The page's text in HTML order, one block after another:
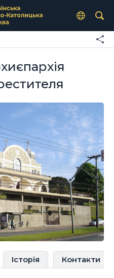
Історія Контакти